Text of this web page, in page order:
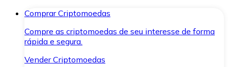
Comprar Criptomoedas
Compre as criptomoedas de seu interesse de forma
rápida e segura.
Vender Criptomoedas